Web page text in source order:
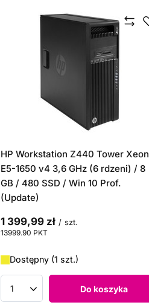
HP Workstation Z440 Tower Xeon
E5-1650 v4 3,6 GHz (6 rdzeni) / 8
GB / 480 SSD / Win 10 Prof.
(Update)
1 399,99 zł / szt.
13999.90 PKT
Dostępny (1 szt.)
Ilość produktów Do koszyka